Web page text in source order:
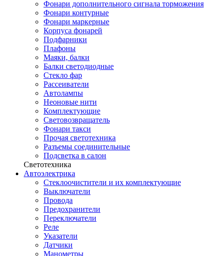
Фонари дополнительного сигнала торможения
Фонари контурные
Фонари маркерные
Корпуса фонарей
Подфарники
Плафоны
Маяки, балки
Балки светодиодные
Стекло фар
Рассеиватели
Автолампы
Неоновые нити
Комплектующие
Световозвращатель
Фонари такси
Прочая светотехника
Разъемы соединительные
Подсветка в салон
Светотехника
Автоэлектрика
Стеклоочистители и их комплектующие
Выключатели
Провода
Предохранители
Переключатели
Реле
Указатели
Датчики
Манометры